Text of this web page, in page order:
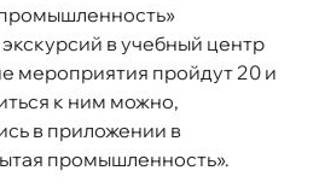
в учебный центр
мероприятия пройдут 20 и
к ним можно,
в приложении в
промышленность».